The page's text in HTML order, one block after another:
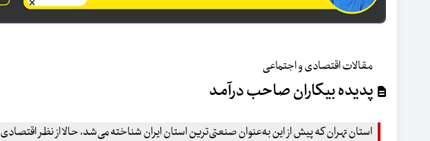
مقالات اقتصادی و اجتماعی
پدیده بیکاران صاحب درآمد
استان تهران که پیش از این به‌عنوان صنعتی‌ترین استان ایران شناخته می‌شد، حالا از نظر اقتصادی